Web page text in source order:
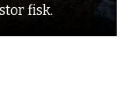
fisk.